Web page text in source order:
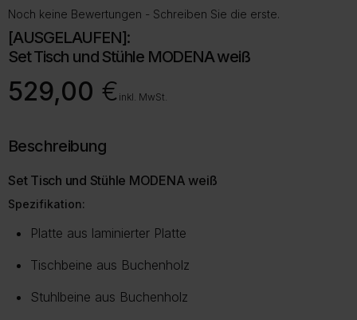
Noch keine Bewertungen - Schreiben Sie die erste.
[AUSGELAUFEN]:
Set Tisch und Stühle MODENA weiß
529,00 € inkl. MwSt.
Beschreibung
Set Tisch und Stühle MODENA weiß
Spezifikation:
Platte aus laminierter Platte
Tischbeine aus Buchenholz
Stuhlbeine aus Buchenholz